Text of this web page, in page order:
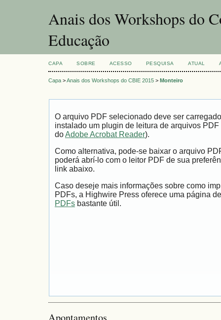
Anais dos Workshops do
Educação
CAPA SOBRE ACESSO PESQUISA ATUAL
Capa >Anais dos Workshops do CBIE 2015 > Monteiro
O arquivo PDF selecionado deve ser
instalado um plugin de leitura de arquivos
doAdobe Acrobat Reader).
Como alternativa, pode-se baixar o arquivo
poderá abrí-lo com o leitor PDF de sua
link abaixo.
Caso deseje mais informações sobre como
PDFs, a Highwire Press oferece uma página
PDFs bastante útil.